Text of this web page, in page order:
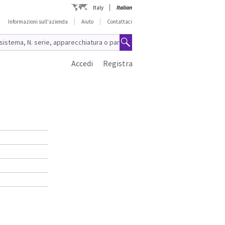
Italy
Italian
Informazioni sull'azienda
Aiuto Contattaci
Registra
Accedi